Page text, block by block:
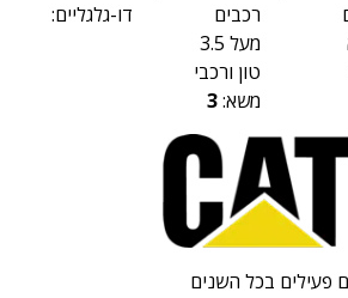
רכבים
מעל 3.5
טון ורכבי
משא:3
דו-גלגליים:
פעילים בכל השנים